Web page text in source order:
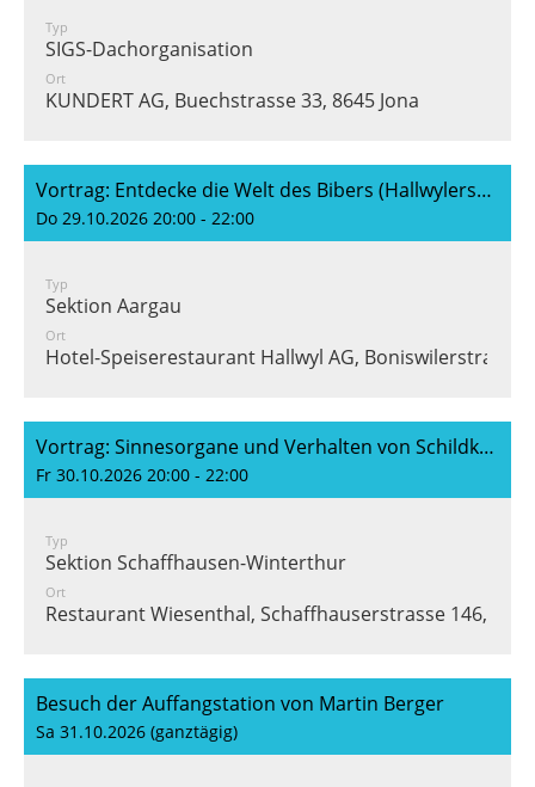
Typ
SIGS-Dachorganisation
Ort
KUNDERT AG, Buechstrasse 33, 8645 Jona
Vortrag: Entdecke die Welt des Bibers (Hallwylersee-Rangers)
Do 29.10.2026 20:00 - 22:00
Typ
Sektion Aargau
Ort
Hotel-Speiserestaurant Hallwyl AG, Boniswilerstrasse
Vortrag: Sinnesorgane und Verhalten von Schildkröten (Samuel Frei)
Fr 30.10.2026 20:00 - 22:00
Typ
Sektion Schaffhausen-Winterthur
Ort
Restaurant Wiesenthal, Schaffhauserstrasse 146,
Besuch der Auffangstation von Martin Berger
Sa 31.10.2026 (ganztägig)